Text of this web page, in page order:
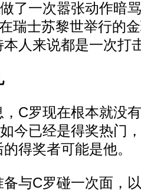
了一次嚣张动作暗
瑞士苏黎世举行的
人来说都是一次打
罗现在根本就没有
今已经是得奖热门
得奖者可能是他。
C罗碰一次面，以